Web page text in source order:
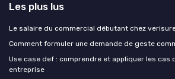
Les plus lus
Le salaire du commercial débutant chez
Comment formuler une demande de geste
Use case def : comprendre et appliquer les cas
entreprise